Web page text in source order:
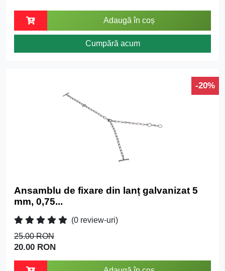
Adaugă în coș
Cumpără acum
-20%
Ansamblu de fixare din lanț galvanizat 5
mm, 0,75...
(0 review-uri)
25.00 RON
20.00 RON